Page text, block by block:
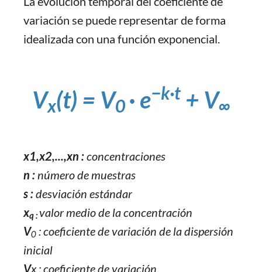
variación se puede representar de forma
idealizada con una función exponencial.
Vx(t) = V0 · e−k·t + V∞
x1​,x2​,...,xn​ :concentraciones
n : número de muestras
s :desviación estándar
xq :valor medio de la concentración
V0 ​ : coeficiente de variación de la dispersión
inicial
Vx​ : coeficiente de variación